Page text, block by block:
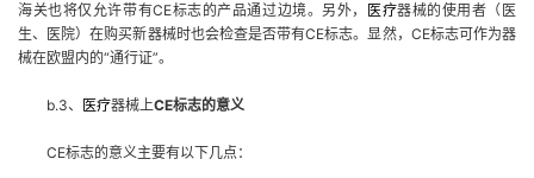
海关也将仅允许带有CE标志的产品通过边境。另外， 医疗器械的使用者（医
生、医院）在购买新器械时也会检查是否带有CE标志。显然， CE标志可作为器
械在欧盟内的“通行证”。
b.3、 医疗器械上CE标志的意义
CE标志的意义主要有以下几点：